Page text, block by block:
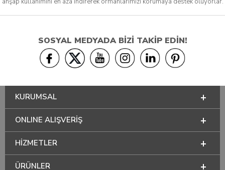
SOSYAL MEDYADA BİZİ TAKİP EDİN!
KURUMSAL
ONLINE ALIŞVERİŞ
HİZMETLER
ÜRÜNLER